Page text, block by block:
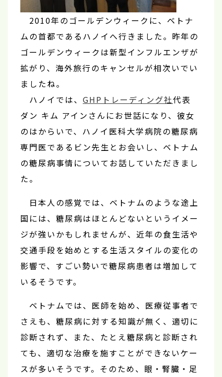
2010年のゴールデンウィークに、ベトナ
ムの首都であるハノイへ行きました。昨年の
ゴールデンウィークは新型インフルエンザが
拡がり、海外旅行のキャンセルが相次いでい
ましたね。
ハノイでは、 GHPトレーディング社代表
ダン キム アインさんにお世話になり、彼女
のはからいで、ハノイ医科大学病院の糖尿病
専門医であるビン先生とお会いし、ベトナム
の糖尿病事情についてお話していただきまし
た。
日本人の感覚では、ベトナムのような途上
国には、糖尿病はほとんどないというイメー
ジが強いかもしれませんが、近年の食生活や
交通手段を始めとする生活スタイルの変化の
影響で、すごい勢いで糖尿病患者は増加して
いるそうです。
ベトナムでは、医師を始め、医療従事者で
さえも、糖尿病に対する知識が無く、適切に
診断されず、また、たとえ糖尿病と診断され
ても、適切な治療を施すことができないケー
スが多いそうです。そのため、眼・腎臓・足